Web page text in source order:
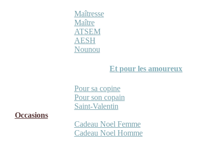
Maîtresse
Maître
ATSEM
AESH
Nounou
Et pour les amoureux
Pour sa copine
Pour son copain
Saint-Valentin
Occasions
Cadeau Noel Femme
Cadeau Noel Homme